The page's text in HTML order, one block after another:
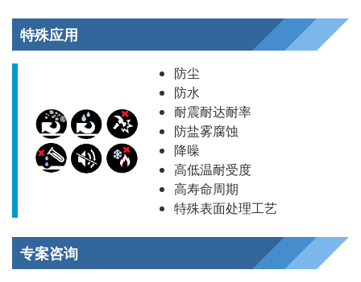
特殊应用
防尘
防水
耐震耐达耐率
防盐雾腐蚀
降噪
高低温耐受度
高寿命周期
特殊表面处理工艺
专案咨询